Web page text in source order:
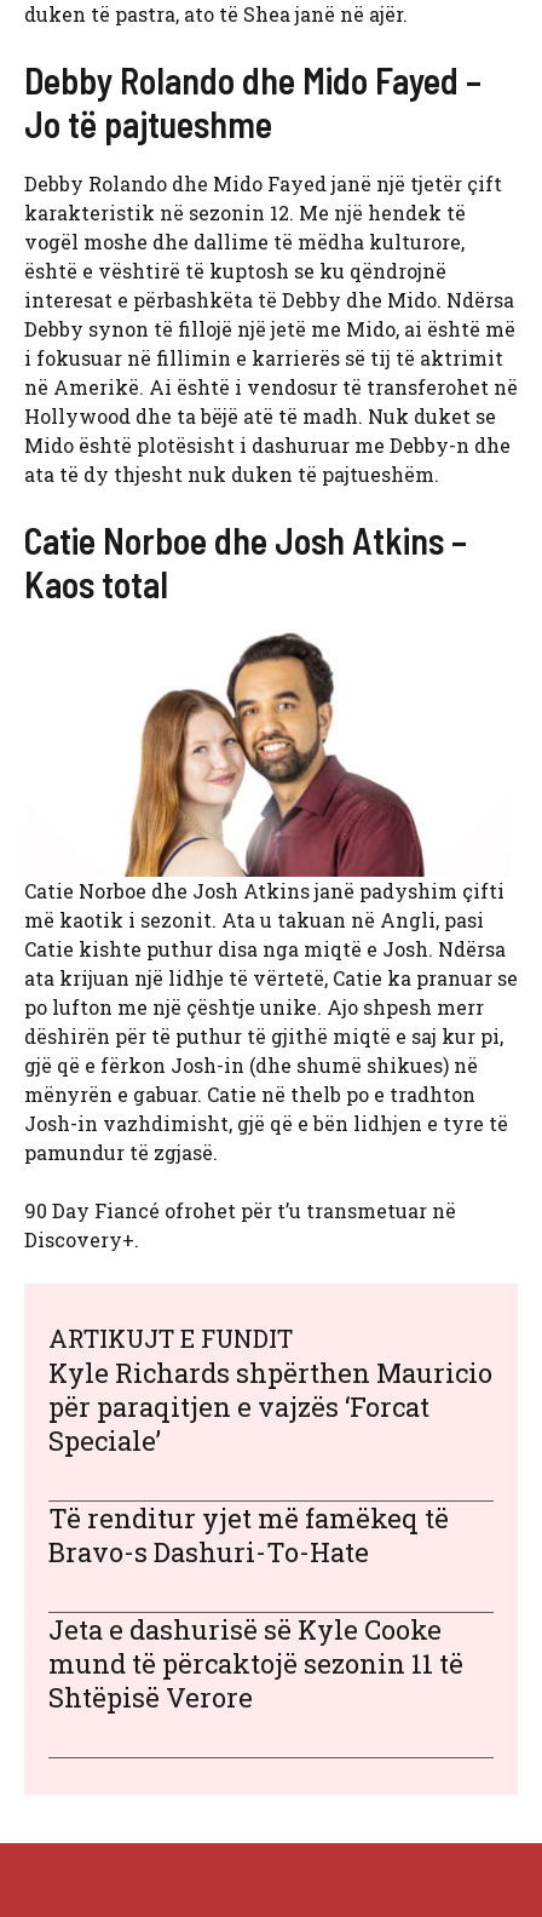
duken të pastra, ato të Shea janë në ajër.
Debby Rolando dhe Mido Fayed –
Jo të pajtueshme
Debby Rolando dhe Mido Fayed janë një tjetër çift
karakteristik në sezonin 12. Me një hendek të
vogël moshe dhe dallime të mëdha kulturore,
është e vështirë të kuptosh se ku qëndrojnë
interesat e përbashkëta të Debby dhe Mido. Ndërsa
Debby synon të fillojë një jetë me Mido, ai është më
i fokusuar në fillimin e karrierës së tij të aktrimit
në Amerikë. Ai është i vendosur të transferohet në
Hollywood dhe ta bëjë atë të madh. Nuk duket se
Mido është plotësisht i dashuruar me Debby-n dhe
ata të dy thjesht nuk duken të pajtueshëm.
Catie Norboe dhe Josh Atkins –
Kaos total
Catie Norboe dhe Josh Atkins janë padyshim çifti
më kaotik i sezonit. Ata u takuan në Angli, pasi
Catie kishte puthur disa nga miqtë e Josh. Ndërsa
ata krijuan një lidhje të vërtetë, Catie ka pranuar se
po lufton me një çështje unike. Ajo shpesh merr
dëshirën për të puthur të gjithë miqtë e saj kur pi,
gjë që e fërkon Josh-in (dhe shumë shikues) në
mënyrën e gabuar. Catie në thelb po e tradhton
Josh-in vazhdimisht, gjë që e bën lidhjen e tyre të
pamundur të zgjasë.
90 Day Fiancé ofrohet për t’u transmetuar në
Discovery+.
ARTIKUJT E FUNDIT
Kyle Richards shpërthen Mauricio
për paraqitjen e vajzës ‘Forcat
Speciale’
Të renditur yjet më famëkeq të
Bravo-s Dashuri-To-Hate
Jeta e dashurisë së Kyle Cooke
mund të përcaktojë sezonin 11 të
Shtëpisë Verore